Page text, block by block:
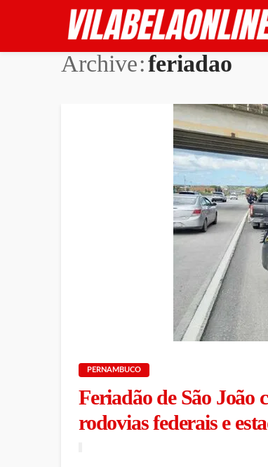
Archive feriadao
PERNAMBUCO
Feriadão de São João
rodovias federais e